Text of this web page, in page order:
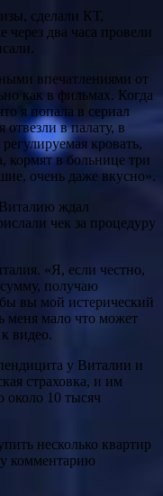
сделали КТ,
два часа провели
впечатлениями от
как в фильмах. Когда
я попала в сериал
в палату, в
кровать,
кормят в больнице три
очень даже вкусно».
ждал
чек за процедуру
«Я, если честно,
получаю
вы мой истерический
меня мало что может
видео.
у Виталии и
страховка, и им
около 10 тысяч
несколько квартир
комментарию